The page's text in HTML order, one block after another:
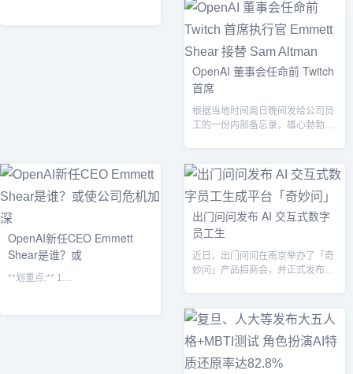
OpenAI 董事会任命前 Twitch
首席
根据当地时间周日晚间发给公司员
工的一份内部备忘录，雄心勃勃的
OpenAI新任CEO Emmett
Shear是谁？或
**划重点:** 1....
出门问问发布 AI 交互式数字
员工生
近日，出门问问在南京举办了「奇
妙问」产品招商会，并正式发布了